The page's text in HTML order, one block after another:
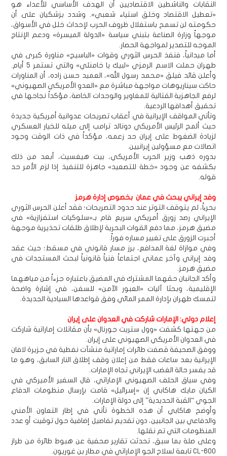
النقابات والناشطين الاقتصاديين أن الهدف الأساسي للأعداء هو
«تعطيل الاقتصاد وخلق استياء شعبي». وشدد بزشكيان على أن
حكومته لن تسمح باستغلال ظروف الحرب لإحداث خلل في الأسواق،
موجهاً وزارة الصناعة بتبني سياسة «الدولة الميسرة» ودعم الإنتاج
الموجه للتصدير لمواجهة الحصار.
أما ميدانياً، فنفذ الحرس الثوري وقوات «الباسيج» مناورة كبرى في
طهران حملت الاسم الرمزي «لبيك يا خامنئي» والتي تستمر 5 أيام.
وأعلن قائد فيلق «محمد رسول الله»، العميد حسن زاده، أن المناورات
حاكت سيناريوهات مواجهة مباشرة مع «العدو الأمريكي الصهيوني»
لرفع الجاهزية القتالية للمغاوير والوحدات الخاصة، مؤكداً نجاحها في
تحقيق أهدافها الردعية.
وتأتي المواقف الإيرانية في أعقاب تصريحات عدوانية أمريكية جديدة
حيث ألمح الرئيس الأمريكي دونالد ترامب إلى ميله للخيار العسكري
لزيادة الضغوط على إيران حد زعمه، مؤكداً في ذات الوقت وجود
اتصالات مع مسؤولين إيرانيين.
بدوره ذهب وزير الحرب الأمريكي، بيت هيغسيث، أبعد من ذلك
بكشفه عن وجود «خطة للتصعيد» جاهزة للتنفيذ إذا لزم الأمر حد
قوله.
وفد إيراني يبحث في عمان بخصوص إدارة هرمز
بحریاً، لم يتوقف التوتر عند حدود التصريحات؛ فقد أعلن الحرس الثوري
الإيراني رصد زورق أمريكي سريع قام بـ«سلوكيات استفزازية» في
مضيق هرمز، مما دفع القوات البحرية لإطلاق طلقات تحذيرية موجهة
أجبرت الزورق على تغيير مساره فوراً.
وفي موازاة لغة المدافع، برز مسار قانوني في مسقط؛ حيث عقد
وفد إيراني وآخر عماني اجتماعاً فنياً قانونياً لبحث المستجدات في
مضيق هرمز.
وأكد الجانبان حقهما المشترك في المضيق باعتباره جزءاً من مياههما
الإقليمية، وبحثا آليات «العبور الآمن» للسفن، في إشارة واضحة
لتمسك طهران بإدارة الممر المائي وفق قواعدها السيادية الجديدة.
إعلام دولي: الإمارات شاركت في العدوان على إيران
من جهتها كشفت «وول ستريت جورنال» بأن مقاتلات إماراتية شاركت
في العدوان الأمريكي الصهيوني على إيران.
ووفق الصحيفة قصفت طائرات إماراتية منشآت نفطية في جزيرة لافان
الإيرانية بعد ساعات فقط من إعلان وقف إطلاق النار السابق، وهو ما
قد يفسر حالة الغضب الإيراني تجاه الإمارات.
وفي سياق الحلف الصهيوني الإماراتي، قال السفير الأميركي في
الكيان مايك هاكابي إن «إسرائيل» قامت بإرسال منظومات الدفاع
الجوي “القبة الحديدية” إلى دولة الإمارات.
وأوضح هاكابي أن هذه الخطوة تأتي في إطار التعاون الأمني
والدفاعي بين الجانبين، دون تقديم تفاصيل إضافية حول توقيت أو عدد
المنظومات التي تم نقلها.
وعلى صلة بما سبق، تحدثت تقارير صحفية عن هبوط طائرة من طراز
CL-600 تابعة لسلاح الجو الإماراتي في مطار بن غوريون.